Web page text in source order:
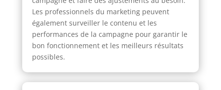
Les professionnels du marketing peuvent
également surveiller le contenu et les
performances de la campagne pour garantir le
bon fonctionnement et les meilleurs résultats
possibles.